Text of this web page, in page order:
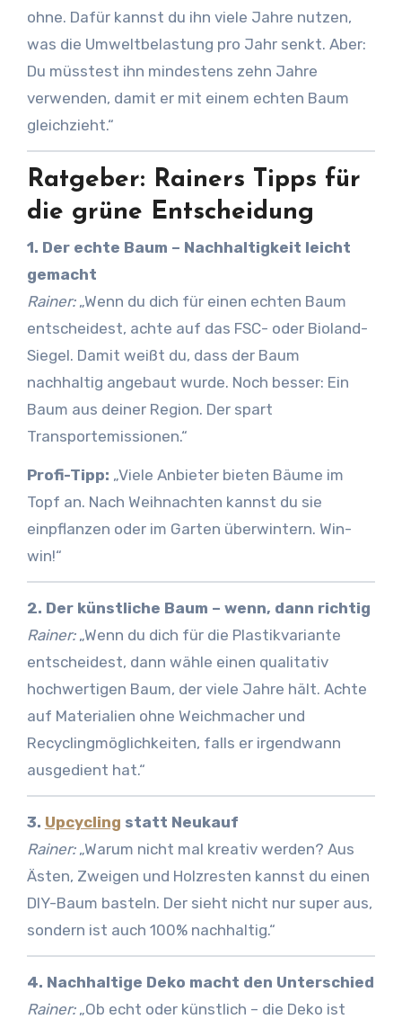
ohne. Dafür kannst du ihn viele Jahre nutzen,
was die Umweltbelastung pro Jahr senkt. Aber:
Du müsstest ihn mindestens zehn Jahre
verwenden, damit er mit einem echten Baum
gleichzieht.“
Ratgeber: Rainers Tipps für
die grüne Entscheidung
1. Der echte Baum – Nachhaltigkeit leicht
gemacht
Rainer:„Wenn du dich für einen echten Baum
entscheidest, achte auf das FSC- oder Bioland-
Siegel. Damit weißt du, dass der Baum
nachhaltig angebaut wurde. Noch besser: Ein
Baum aus deiner Region. Der spart
Transportemissionen.“
Profi-Tipp: „Viele Anbieter bieten Bäume im
Topf an. Nach Weihnachten kannst du sie
einpflanzen oder im Garten überwintern. Win-
win!“
2. Der künstliche Baum – wenn, dann richtig
Rainer:„Wenn du dich für die Plastikvariante
entscheidest, dann wähle einen qualitativ
hochwertigen Baum, der viele Jahre hält. Achte
auf Materialien ohne Weichmacher und
Recyclingmöglichkeiten, falls er irgendwann
ausgedient hat.“
3. Upcycling statt Neukauf
Rainer:„Warum nicht mal kreativ werden? Aus
Ästen, Zweigen und Holzresten kannst du einen
DIY-Baum basteln. Der sieht nicht nur super aus,
sondern ist auch 100% nachhaltig.“
4. Nachhaltige Deko macht den Unterschied
Rainer:„Ob echt oder künstlich – die Deko ist